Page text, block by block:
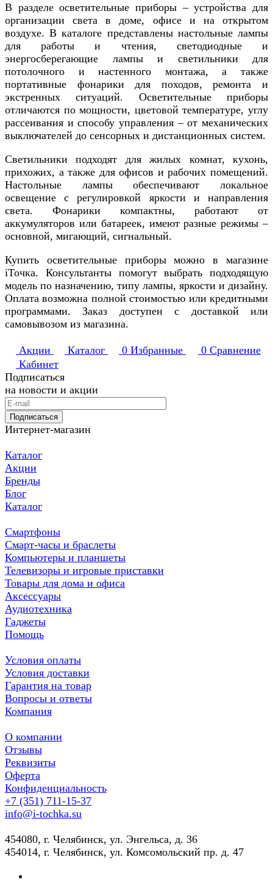
В разделе осветительные приборы – устройства для
организации света в доме, офисе и на открытом
воздухе. В каталоге представлены настольные лампы
для работы и чтения, светодиодные и
энергосберегающие лампы и светильники для
потолочного и настенного монтажа, а также
портативные фонарики для походов, ремонта и
экстренных ситуаций. Осветительные приборы
отличаются по мощности, цветовой температуре, углу
рассеивания и способу управления – от механических
выключателей до сенсорных и дистанционных систем.
Светильники подходят для жилых комнат, кухонь,
прихожих, а также для офисов и рабочих помещений.
Настольные лампы обеспечивают локальное
освещение с регулировкой яркости и направления
света. Фонарики компактны, работают от
аккумуляторов или батареек, имеют разные режимы –
основной, мигающий, сигнальный.
Купить осветительные приборы можно в магазине
iТочка. Консультанты помогут выбрать подходящую
модель по назначению, типу лампы, яркости и дизайну.
Оплата возможна полной стоимостью или кредитными
программами. Заказ доступен с доставкой или
самовывозом из магазина.
Акции Каталог 0 Избранные 0 Сравнение
Кабинет
Подписаться
на новости и акции
Подписаться
Интернет-магазин
Каталог
Акции
Бренды
Блог
Каталог
Смартфоны
Смарт-часы и браслеты
Компьютеры и планшеты
Телевизоры и игровые приставки
Товары для дома и офиса
Аксессуары
Аудиотехника
Гаджеты
Помощь
Условия оплаты
Условия доставки
Гарантия на товар
Вопросы и ответы
Компания
О компании
Отзывы
Реквизиты
Оферта
Конфиденциальность
+7 (351) 711-15-37
info@i-tochka.su
​454080, г. Челябинск, ул. Энгельса, д. 36
454014, г. Челябинск, ул. Комсомольский пр. д. 47